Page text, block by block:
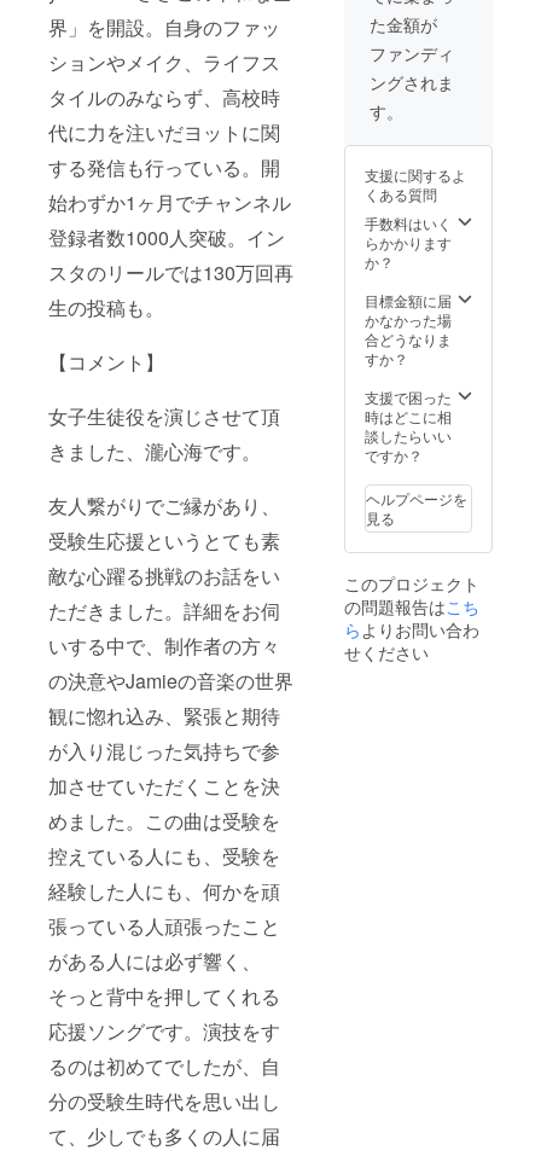
界」を開設。自身のファッ
ションやメイク、ライフス
タイルのみならず、高校時
代に力を注いだヨットに関
する発信も行っている。開
始わずか1ヶ月でチャンネル
登録者数1000人突破。イン
スタのリールでは130万回再
生の投稿も。
【コメント】
女子生徒役を演じさせて頂
きました、瀧心海です。
友人繋がりでご縁があり、
受験生応援というとても素
敵な心躍る挑戦のお話をい
ただきました。詳細をお伺
いする中で、制作者の方々
の決意やJamieの音楽の世界
観に惚れ込み、緊張と期待
が入り混じった気持ちで参
加させていただくことを決
めました。この曲は受験を
控えている人にも、受験を
経験した人にも、何かを頑
張っている人頑張ったこと
がある人には必ず響く、
そっと背中を押してくれる
応援ソングです。演技をす
るのは初めてでしたが、自
分の受験生時代を思い出し
て、少しでも多くの人に届
お礼動画 製作者
一同で、お礼の
動画をお送りい
たします。
（ローマ字表記
推奨）
た金額が
ファンディ
ングされま
す。
支援に関するよ
くある質問
手数料はいく
らかかります
か？
目標金額に届
かなかった場
合どうなりま
すか？
支援で困った
時はどこに相
談したらいい
ですか？
ヘルプページを
見る
このプロジェクト
の問題報告はこち
らよりお問い合わ
せください